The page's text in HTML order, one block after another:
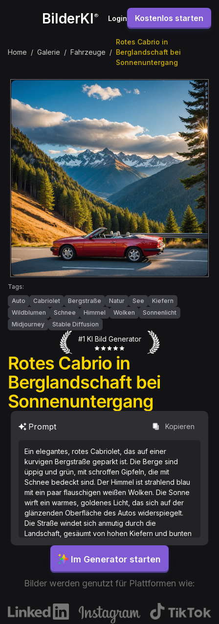
BilderKI® Login Kostenlos starten
Home / Galerie / Fahrzeuge /
Rotes Cabrio in
Berglandschaft bei
Sonnenuntergang
Tags:
Auto
Cabriolet Bergstraße Natur See
Kiefern
Wildblumen
Schnee Himmel Wolken
Sonnenlicht
Midjourney
Stable Diffusion
#1 KI Bild Generator
Rotes Cabrio in
Berglandschaft bei
Sonnenuntergang
Prompt Kopieren
Ein elegantes, rotes Cabriolet, das auf einer
kurvigen Bergstraße geparkt ist. Die Berge sind
üppig und grün, mit schroffen Gipfeln, die mit
Schnee bedeckt sind. Der Himmel ist strahlend blau
mit ein paar flauschigen weißen Wolken. Die Sonne
wirft ein warmes, goldenes Licht, das sich auf der
glänzenden Oberfläche des Autos widerspiegelt.
Die Straße windet sich anmutig durch die
Landschaft, gesäumt von hohen Kiefern und bunten
Wildblumen. In der Ferne gibt es einen glitzernden
See, der die umliegenden Berge widerspiegelt. Die
Szene ist insgesamt ruhig und fängt die Schönheit
der Natur und die Eleganz des Fahrzeugs ein.
Im Generator starten
Bilder werden genutzt für Plattformen wie: